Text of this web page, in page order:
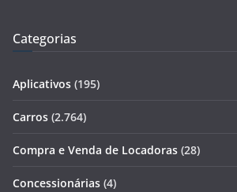
Categorias
Aplicativos (195)
Carros (2.764)
Compra e Venda de Locadoras (28)
Concessionárias (4)